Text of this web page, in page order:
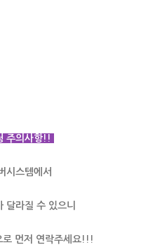
주의사항!!
시스템에서
달라질 수 있으니
로 먼저 연락주세요!!!